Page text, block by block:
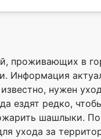
проживающих в
Информация
нужен
ездят редко,
шашлыки.
ухода за